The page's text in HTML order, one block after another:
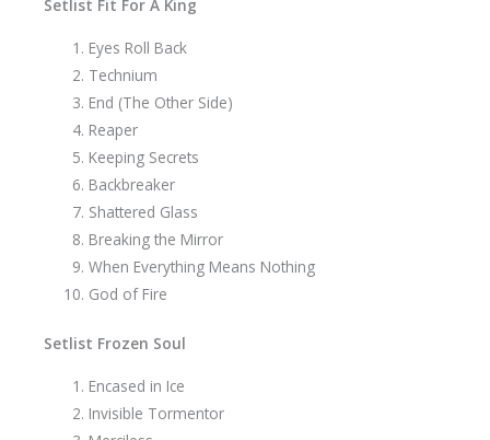
Setlist Fit For A King
Eyes Roll Back
Technium
End (The Other Side)
Reaper
Keeping Secrets
Backbreaker
Shattered Glass
Breaking the Mirror
When Everything Means Nothing
God of Fire
Setlist Frozen Soul
Encased in Ice
Invisible Tormentor